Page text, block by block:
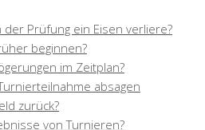
Prüfung ein Eisen verliere?
beginnen?
im Zeitplan?
absagen
zurück?
von Turnieren?